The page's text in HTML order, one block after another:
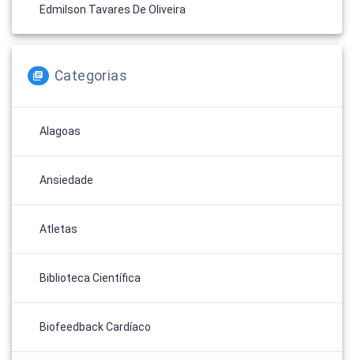
Edmilson Tavares De Oliveira
Categorias
Alagoas
Ansiedade
Atletas
Biblioteca Científica
Biofeedback Cardíaco